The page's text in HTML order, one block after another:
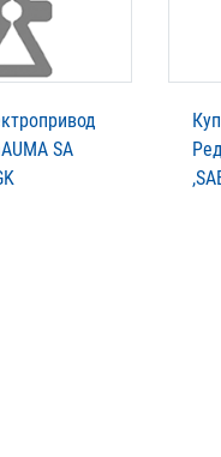
SA